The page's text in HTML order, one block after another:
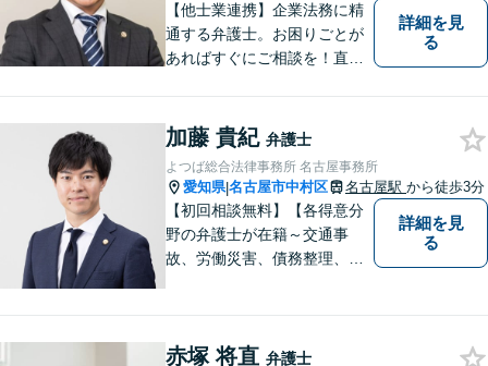
【他士業連携】企業法務に精
通する弁護士。お困りごとが
あればすぐにご相談を！直面
務所には無いリーガルサービ
スを提供したいという思い
で、日々挑戦してまいりま
す。【土日夜間対応】
詳細を見
る
加藤 貴紀 弁護士
よつば総合法律事務所 名古屋事務所
愛知県|名古屋市中村区 名古屋駅 から徒歩3分
【初回相談無料】【各得意分
野の弁護士が在籍～交通事
故、労働災害、債務整理、相
詳細を見
る
赤塚 将直 弁護士